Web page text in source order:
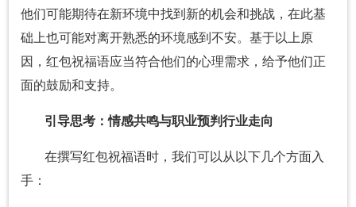
他们可能期待在新环境中找到新的机会和挑战，在此基
础上也可能对离开熟悉的环境感到不安。基于以上原
因，红包祝福语应当符合他们的心理需求，给予他们正
面的鼓励和支持。
引导思考：情感共鸣与职业预判行业走向
在撰写红包祝福语时，我们可以从以下几个方面入
手：